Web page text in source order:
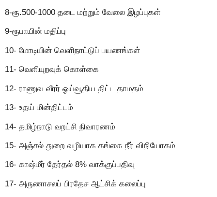
8-ரூ.500-1000 தடை மற்றும் வேலை இழப்புகள்
9-ரூபாயின் மதிப்பு
10- மோடியின் வெளிநாட்டுப் பயணங்கள்
11- வெளியுறவுக் கொள்கை
12- ராணுவ வீரர் ஓய்வூதிய திட்ட தாமதம்
13- உதய் மின்திட்டம்
14- தமிழ்நாடு வறட்சி நிவாரணம்
15- அஞ்சல் துறை வழியாக கங்கை நீர் விநியோகம்
16- காஷ்மீர் தேர்தல் 8% வாக்குப்பதிவு
17- அருணாசலப் பிரதேச ஆட்சிக் கலைப்பு